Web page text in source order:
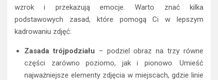
wzrok i przekazują emocje. Warto znać kilka
podstawowych zasad, które pomogą Ci w lepszym
kadrowaniu zdjęć:
Zasada trójpodziału – podziel obraz na trzy równe
części zarówno poziomo, jak i pionowo. Umieść
najważniejsze elementy zdjęcia w miejscach, gdzie linie